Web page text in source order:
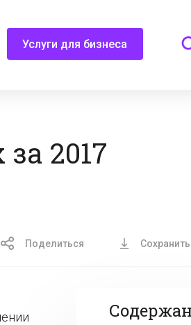
Услуги для бизнеса
2017
Поделиться